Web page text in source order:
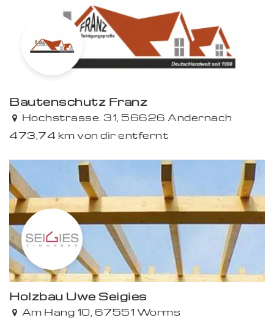
Premium
Bautenschutz Franz
Hochstrasse. 31, 56626 Andernach
473,74 km von dir entfernt
Premium
Holzbau Uwe Seigies
Am Hang 10, 67551 Worms